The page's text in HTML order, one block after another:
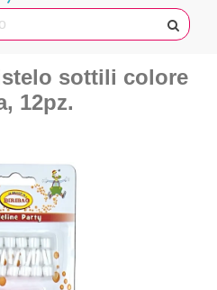
sottili colore
12pz.